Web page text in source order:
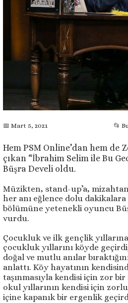
📅 Mart 5, 2021 📂
Hem PSM Online’dan hem de
çıkan “İbrahim Selim ile Bu
Büşra Develi oldu.
Müzikten, stand-up’a,
her anı eğlence dolu
bölümüne yetenekli oyuncu
vurdu.
Çocukluk ve ilk gençlik
çocukluk yıllarını köyde
doğal ve mutlu anılar
anlattı. Köy hayatının
taşınmasıyla kendisi için zor
okul yıllarının kendisi için
içine kapanık bir ergenlik